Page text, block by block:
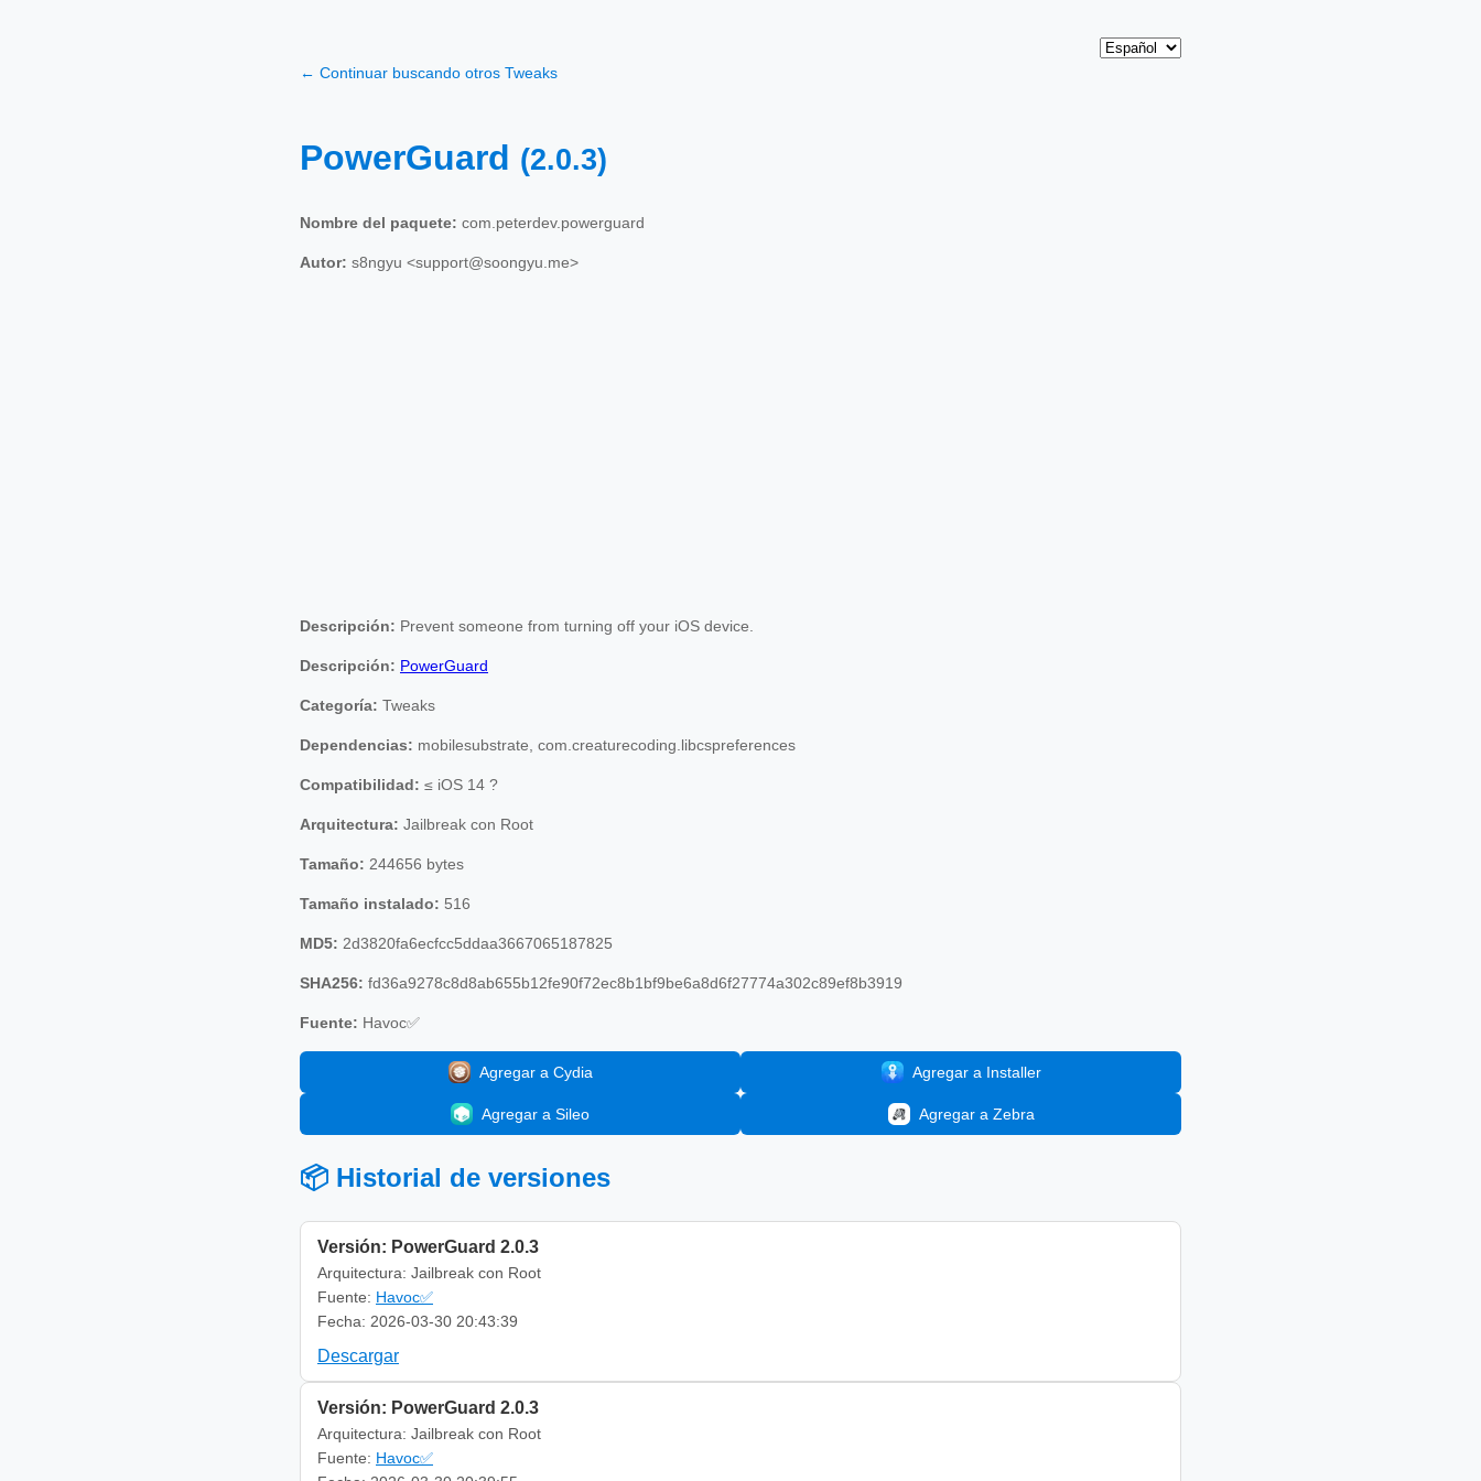
← Continuar buscando otros Tweaks
PowerGuard (2.0.3)
Nombre del paquete: com.peterdev.powerguard
Autor: s8ngyu <support@soongyu.me>
Descripción: Prevent someone from turning off your iOS device.
Descripción: PowerGuard
Categoría: Tweaks
Dependencias: mobilesubstrate, com.creaturecoding.libcspreferences
Compatibilidad: ≤ iOS 14 ?
Arquitectura: Jailbreak con Root
Tamaño: 244656 bytes
Tamaño instalado: 516
MD5: 2d3820fa6ecfcc5ddaa3667065187825
SHA256: fd36a9278c8d8ab655b12fe90f72ec8b1bf9be6a8d6f27774a302c89ef8b3919
Fuente: Havoc✅
Agregar a Cydia Agregar a Installer
Agregar a Sileo Agregar a Zebra
📦 Historial de versiones
Versión: PowerGuard 2.0.3
Arquitectura: Jailbreak con Root
Fuente: Havoc✅
Fecha: 2026-03-30 20:43:39
Descargar
Versión: PowerGuard 2.0.3
Arquitectura: Jailbreak con Root
Fuente: Havoc✅